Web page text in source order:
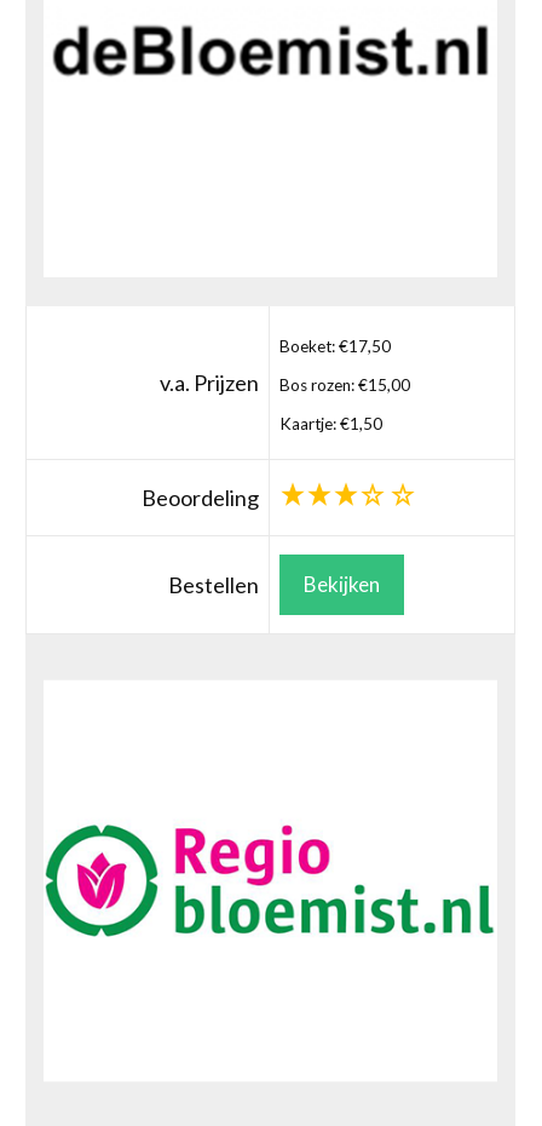
v.a. Prijzen
Boeket: €17,50
Bos rozen: €15,00
Kaartje: €1,50
Beoordeling
Bestellen Bekijken